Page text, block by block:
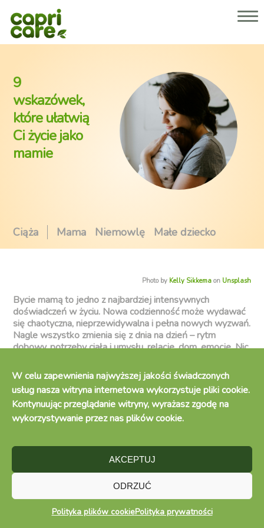
W celu zapewnienia najwyższej jakości świadczonych
usług nasza witryna internetowa wykorzystuje pliki cookie.
Kontynuując przeglądanie witryny, wyrażasz zgodę na
wykorzystywanie przez nas plików cookie.
AKCEPTUJ
ODRZUĆ
Polityka plików cookiePolityka prywatności
Dlaczego Capricare® 2 lub 3?
Nasze produkty
Porady dla rodziców
Gdzie kupić
Strefa dla specjalistów
9
wskazówek,
które ułatwią
Ci życie jako
mamie
Ciąża Mama Niemowlę Małe dziecko
Photo by Kelly Sikkemaon Unsplash
Bycie mamą to jedno z najbardziej intensywnych
doświadczeń w życiu. Nowa codzienność może wydawać
się chaotyczna, nieprzewidywalna i pełna nowych wyzwań.
Nagle wszystko zmienia się z dnia na dzień – rytm
dobowy, potrzeby ciała i umysłu, relacje, dom, emocje. Nic
i prostych sposobów, które pomogą im przetrwać te
pierwsze tygodnie i miesiące.
Ten artykuł tozestaw praktycznych wskazówek dla
rodziców niemowlaka, które zostały stworzone z myślą o
realnym życiu, a nie idealnych obrazkach z mediów
zdolności. To drobne zmiany, które mogą przynieść dużą